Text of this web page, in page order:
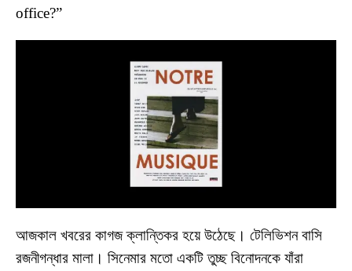
office?”
আজকাল খবরের কাগজ ক্লান্তিকর হয়ে উঠেছে। টেলিভিশন বাসি
রজনীগন্ধার মালা। সিনেমার মতো একটি তুচ্ছ বিনোদনকে যাঁরা